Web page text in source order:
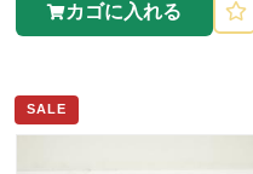
カゴに入れる
SALE